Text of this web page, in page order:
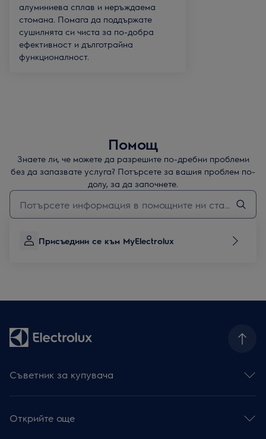
алуминиева сплав и неръждаема
стомана. Помага да поддържате
сушилнята си чиста за по-добра
ефективност и дълготрайна
функционалност.
Помощ
Знаете ли, че можете да разрешите по-дребни проблеми
без да запазвате услуга? Потърсете за вашия проблем по-
долу, за да започнете.
Въведете текст за да потърсите статии за поддръжка
Присъедини се към MyElectrolux
Съветник за купувача
Готварски плотове
Абсорбатори
Открийте още